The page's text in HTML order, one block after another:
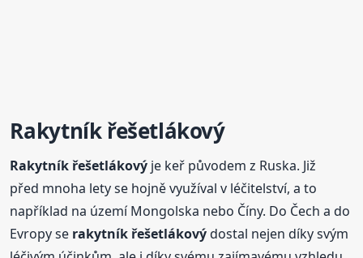
Rakytník řešetlákový
Rakytník řešetlákový je keř původem z Ruska. Již
před mnoha lety se hojně využíval v léčitelství, a to
například na území Mongolska nebo Číny. Do Čech a do
Evropy se rakytník řešetlákovýdostal nejen díky svým